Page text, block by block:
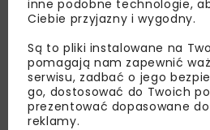
Lubisz wiedzieć
Zapisz się do newslettera
nas najlepsze informacje
zaproszenia na
dedykowane akcje
inne podobne technologie,
Ciebie przyjazny i wygodny.
Są to pliki instalowane na
pomagają nam zapewnić
serwisu, zadbać o jego
go, dostosować do Twoich
prezentować dopasowane
reklamy.